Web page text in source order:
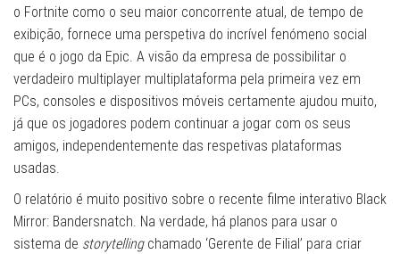
o Fortnite como o seu maior concorrente atual, de tempo de
exibição, fornece uma perspetiva do incrível fenómeno social
que é o jogo da Epic. A visão da empresa de possibilitar o
verdadeiro multiplayer multiplataforma pela primeira vez em
PCs, consoles e dispositivos móveis certamente ajudou muito,
já que os jogadores podem continuar a jogar com os seus
amigos, independentemente das respetivas plataformas
usadas.
O relatório é muito positivo sobre o recente filme interativo Black
Mirror: Bandersnatch. Na verdade, há planos para usar o
sistema de storytelling chamado ‘Gerente de Filial’ para criar